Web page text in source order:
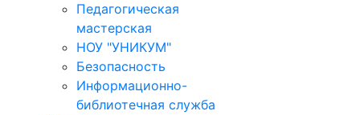
Педагогическая
мастерская
НОУ "УНИКУМ"
Безопасность
Информационно-
библиотечная служба